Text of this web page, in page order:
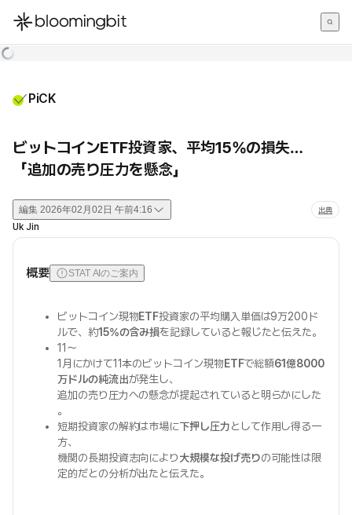
한국어
PiCK
ビットコインETF投資家、平均15%の損失…
「追加の売り圧力を懸念」
編集 2026年02月02日 午前4:16 出典
Uk Jin
概要 STAT AIのご案内
ビットコイン現物ETF投資家の平均購入単価は9万200ド
ルで、約15%の含み損を記録していると報じたと伝えた。
11〜
1月にかけて11本のビットコイン現物ETFで総額61億8000
万ドルの純流出が発生し、
追加の売り圧力への懸念が提起されていると明らかにした
。
短期投資家の解約は市場に下押し圧力として作用し得る一
方、
機関の長期投資志向により大規模な投げ売りの可能性は限
定的だとの分析が出たと伝えた。